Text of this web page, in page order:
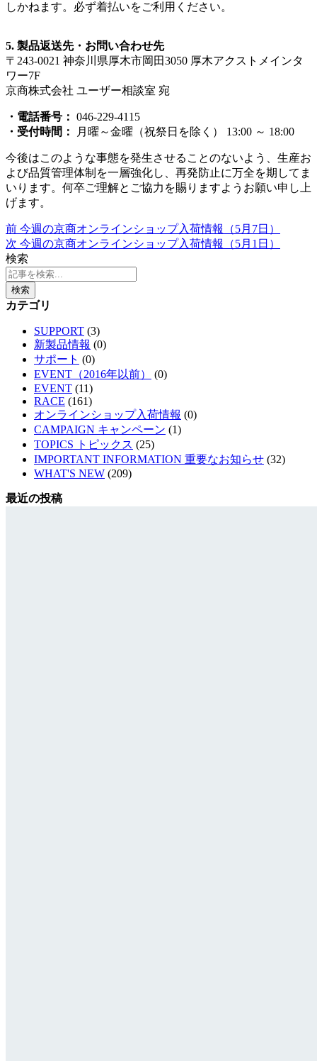
しかねます。必ず着払いをご利用ください。
5. 製品返送先・お問い合わせ先
〒 243-0021 神奈川県厚木市岡田3050 厚木アクストメインタ
ワー7F
京商株式会社 ユーザー相談室 宛
・電話番号： 046-229-4115
・受付時間：
月曜～金曜（祝祭日を除く） 13:00 ～ 18:00
今後はこのような事態を発生させることのないよう、生産お
よび品質管理体制を一層強化し、再発防止に万全を期してま
いります。何卒ご理解とご協力を賜りますようお願い申し上
げます。
前 今週の京商オンラインショップ入荷情報（5月7日）
次 今週の京商オンラインショップ入荷情報（5月1日）
検索
検索
カテゴリ
SUPPORT (3)
新製品情報 (0)
サポート (0)
EVENT（2016年以前）
(0)
EVENT (11)
RACE (161)
オンラインショップ入荷情報 (0)
CAMPAIGN キャンペーン (1)
TOPICS トピックス (25)
IMPORTANT INFORMATION 重要なお知らせ (32)
WHAT'S NEW (209)
最近の投稿